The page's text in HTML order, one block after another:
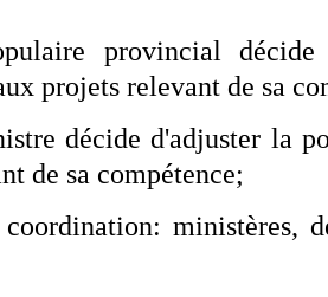
provincial décide
projets relevant de sa
décide d'adjuster la
de sa compétence;
ministères,